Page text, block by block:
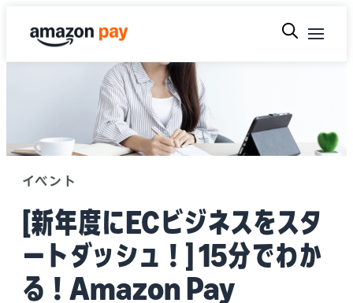
イベント
[新年度にECビジネスをスタ
ートダッシュ！] 15分でわか
る！Amazon Pay